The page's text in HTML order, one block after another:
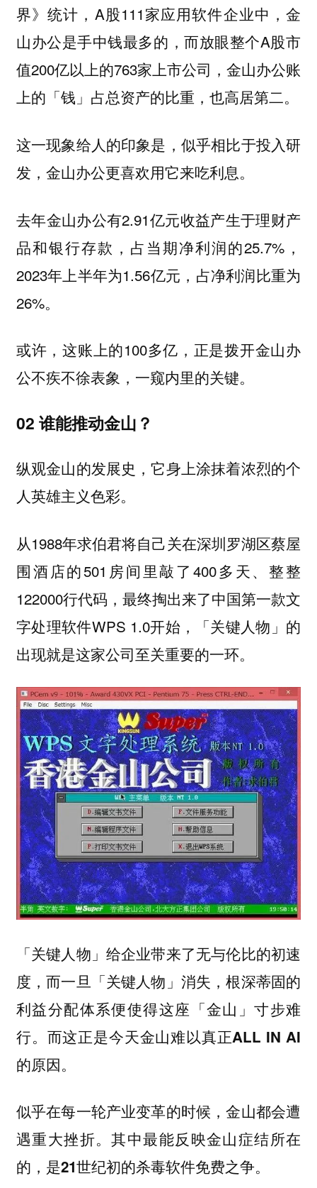
界》统计，A股111家应用软件企业中，金
山办公是手中钱最多的，而放眼整个A股市
值200亿以上的763家上市公司，金山办公账
上的「钱」占总资产的比重，也高居第二。
这一现象给人的印象是，似乎相比于投入研
发，金山办公更喜欢用它来吃利息。
去年金山办公有2.91亿元收益产生于理财产
品和银行存款，占当期净利润的25.7%，
2023年上半年为1.56亿元，占净利润比重为
26%。
或许，这账上的100多亿，正是拨开金山办
公不疾不徐表象，一窥内里的关键。
02 谁能推动金山？
纵观金山的发展史，它身上涂抹着浓烈的个
人英雄主义色彩。
从1988年求伯君将自己关在深圳罗湖区蔡屋
围酒店的501房间里敲了400多天、整整
122000行代码，最终掏出来了中国第一款文
字处理软件WPS 1.0开始，「关键人物」的
出现就是这家公司至关重要的一环。
「关键人物」给企业带来了无与伦比的初速
度，而一旦「关键人物」消失，根深蒂固的
利益分配体系便使得这座「金山」寸步难
行。而这正是今天金山难以真正ALL IN AI
的原因。
似乎在每一轮产业变革的时候，金山都会遭
遇重大挫折。其中最能反映金山症结所在
的，是21世纪初的杀毒软件免费之争。